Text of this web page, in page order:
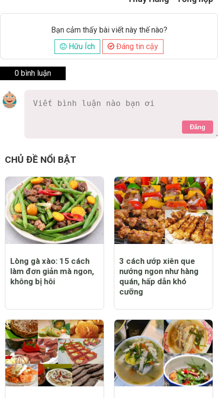
Bạn cảm thấy bài viết này thế nào?
Hữu Ích
Đáng tin cậy
0 bình luận
Đăng
CHỦ ĐỀ NỔI BẬT
Lòng gà xào: 15 cách
làm đơn giản mà ngon,
không bị hôi
3 cách ướp xiên que
nướng ngon như hàng
quán, hấp dẫn khó
cưỡng